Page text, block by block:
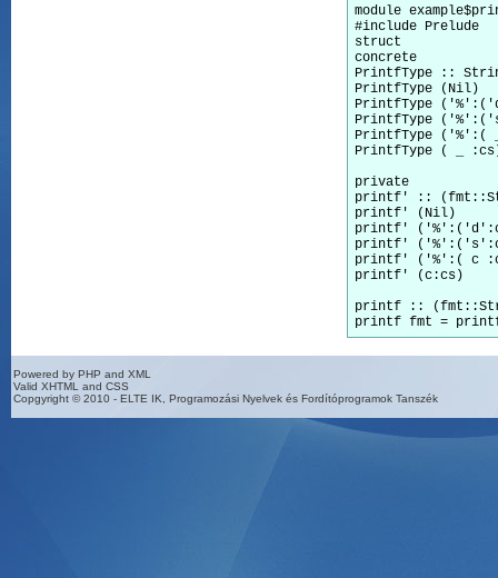
module
#include Prelude
struct
concrete
PrintfType ::
PrintfType (Nil)
PrintfType
PrintfType
PrintfType
PrintfType ( _
private
printf' ::
printf' (Nil)
printf'
printf'
printf' ('%':( c
printf' (c:cs)
printf ::
Powered by PHP and XML
Valid XHTML and CSS
Copgyright © 2010 - ELTE IK, Programozási Nyelvek és Fordítóprogramok Tanszék